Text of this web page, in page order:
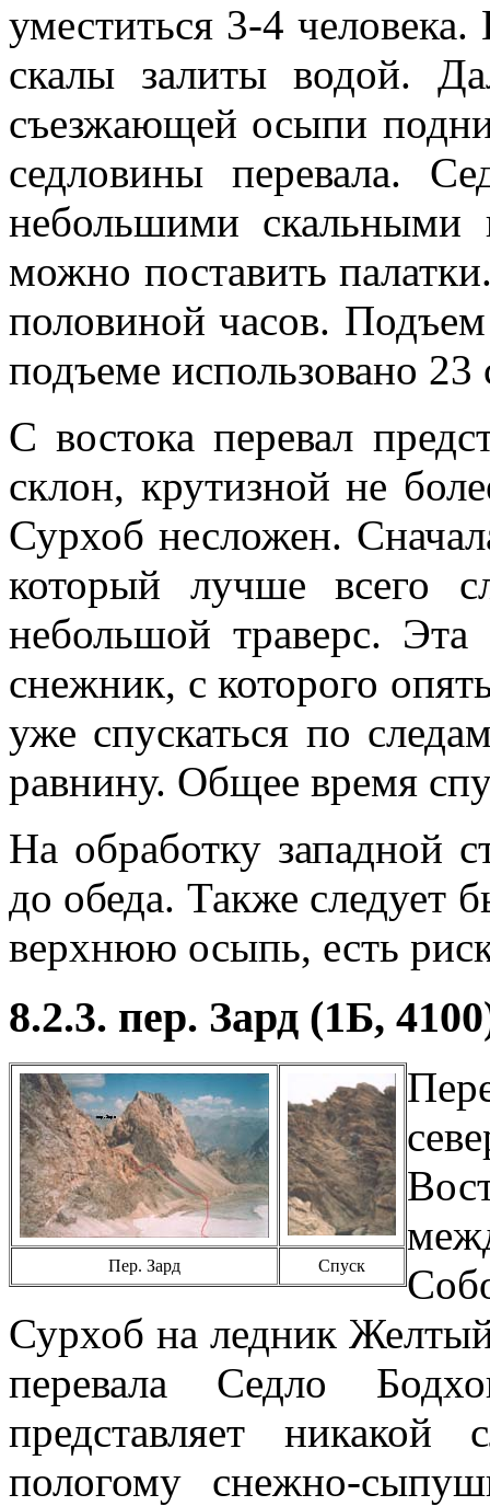
уместиться 3-4
скалы залиты водой.
съезжающей осыпи
седловины перевала.
небольшими
можно поставить
половиной часов.
подъеме использовано
С востока перевал
склон, крутизной не
Сурхоб несложен.
который лучше всего
небольшой траверс.
снежник, с которого
уже спускаться по
равнину. Общее время
На обработку западной
до обеда. Также следует
верхнюю осыпь, есть
8.2.3. пер. Зард (1Б,
Пер. Зард Спуск
Сурхоб на ледник
перевала Седло
представляет
пологому снежно-